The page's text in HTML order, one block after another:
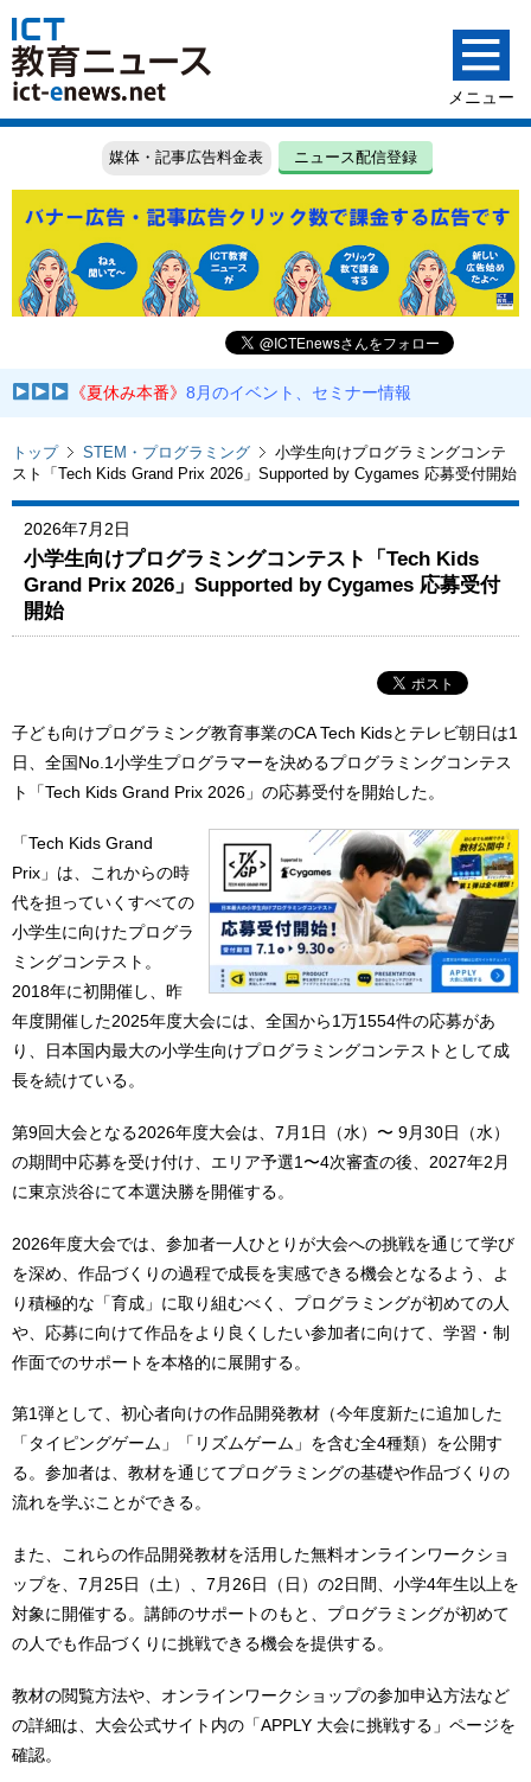
媒体・記事広告料金表 ニュース配信登録
《夏休み本番》8月のイベント、セミナー情報
トップ STEM・プログラミング
小学生向けプログラミングコンテ
スト「Tech Kids Grand Prix 2026」Supported by Cygames 応募受付開始
2026年7月2日
小学生向けプログラミングコンテスト「Tech Kids
Grand Prix 2026」Supported by Cygames 応募受付
開始
子ども向けプログラミング教育事業のCA Tech Kidsとテレビ朝日は1
日、全国No.1小学生プログラマーを決めるプログラミングコンテス
ト「Tech Kids Grand Prix 2026」の応募受付を開始した。
「Tech Kids Grand
Prix」は、これからの時
代を担っていくすべての
小学生に向けたプログラ
ミングコンテスト。
2018年に初開催し、昨
年度開催した2025年度大会には、全国から1万1554件の応募があ
り、日本国内最大の小学生向けプログラミングコンテストとして成
長を続けている。
第9回大会となる2026年度大会は、7月1日（水）〜 9月30日（水）
の期間中応募を受け付け、エリア予選1〜4次審査の後、2027年2月
に東京渋谷にて本選決勝を開催する。
2026年度大会では、参加者一人ひとりが大会への挑戦を通じて学び
を深め、作品づくりの過程で成長を実感できる機会となるよう、よ
り積極的な「育成」に取り組むべく、プログラミングが初めての人
や、応募に向けて作品をより良くしたい参加者に向けて、学習・制
作面でのサポートを本格的に展開する。
第1弾として、初心者向けの作品開発教材（今年度新たに追加した
「タイピングゲーム」「リズムゲーム」を含む全4種類）を公開す
る。参加者は、教材を通じてプログラミングの基礎や作品づくりの
流れを学ぶことができる。
また、これらの作品開発教材を活用した無料オンラインワークショ
ップを、7月25日（土）、7月26日（日）の2日間、小学4年生以上を
対象に開催する。講師のサポートのもと、プログラミングが初めて
の人でも作品づくりに挑戦できる機会を提供する。
教材の閲覧方法や、オンラインワークショップの参加申込方法など
の詳細は、大会公式サイト内の「APPLY 大会に挑戦する」ページを
確認。